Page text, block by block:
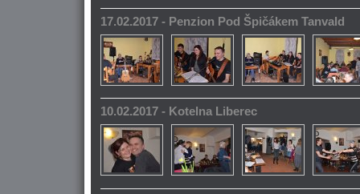
17.02.2017 - Penzion Pod Špičákem Tanvald
10.02.2017 - Kotelna Liberec